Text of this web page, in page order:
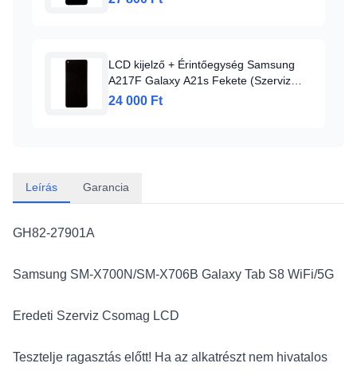
LCD kijelző + Érintőegység Samsung
A217F Galaxy A21s Fekete (Szerviz
Pack)
24 000 Ft
Leírás Garancia
GH82-27901A
Samsung SM-X700N/SM-X706B Galaxy Tab S8 WiFi/5G
Eredeti Szerviz Csomag LCD
Tesztelje ragasztás előtt! Ha az alkatrészt nem hivatalos